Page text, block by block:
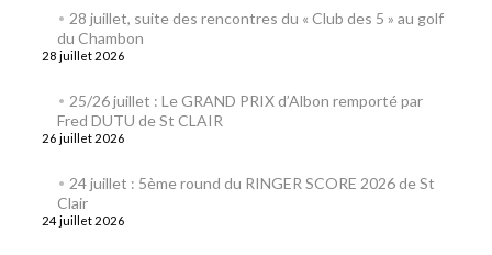
28 juillet, suite des rencontres du « Club des 5 » au golf
du Chambon
28 juillet 2026
25/26 juillet : Le GRAND PRIX d’Albon remporté par
Fred DUTU de St CLAIR
26 juillet 2026
24 juillet : 5ème round du RINGER SCORE 2026 de St
Clair
24 juillet 2026